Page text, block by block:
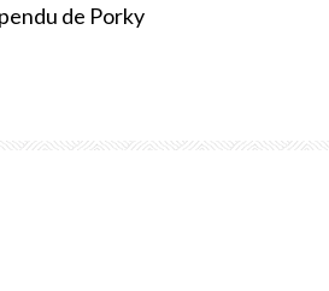
de Porky